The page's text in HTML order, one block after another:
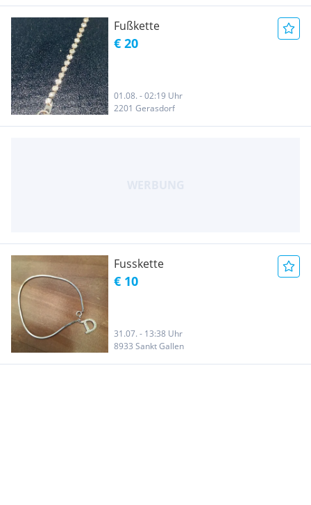
Fußkette
€ 20
01.08. - 02:19 Uhr
2201 Gerasdorf
Fusskette
€ 10
31.07. - 13:38 Uhr
8933 Sankt Gallen